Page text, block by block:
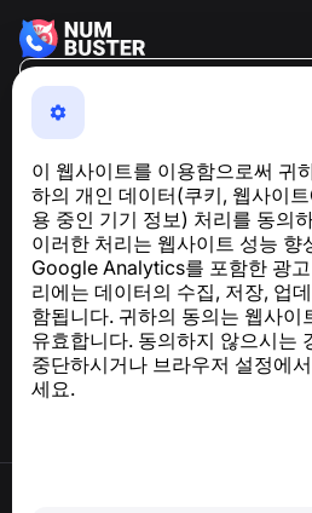
이 웹사이트를 이용함으로써 귀
하의 개인 데이터(쿠키, 웹사이
용 중인 기기 정보) 처리를 동의
이러한 처리는 웹사이트 성능 향
Google Analytics를 포함한 광
리에는 데이터의 수집, 저장, 업
함됩니다. 귀하의 동의는 웹사이
유효합니다. 동의하지 않으시는
중단하시거나 브라우저 설정에
세요.
NumBuster © 2013—2026 ·
하는 간편한 앱
GDPR 준수 관련 문의:
도움말 센터
뉴스 및 기사
프로젝트 소개
연락처